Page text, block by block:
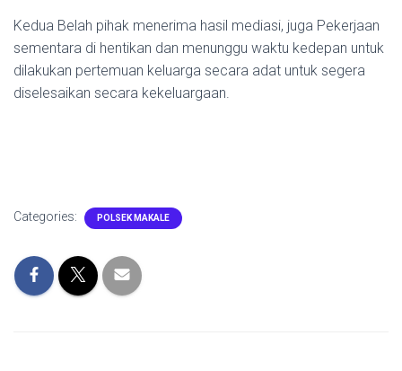
Kedua Belah pihak menerima hasil mediasi, juga Pekerjaan
sementara di hentikan dan menunggu waktu kedepan untuk
dilakukan pertemuan keluarga secara adat untuk segera
diselesaikan secara kekeluargaan.
Categories: POLSEK MAKALE